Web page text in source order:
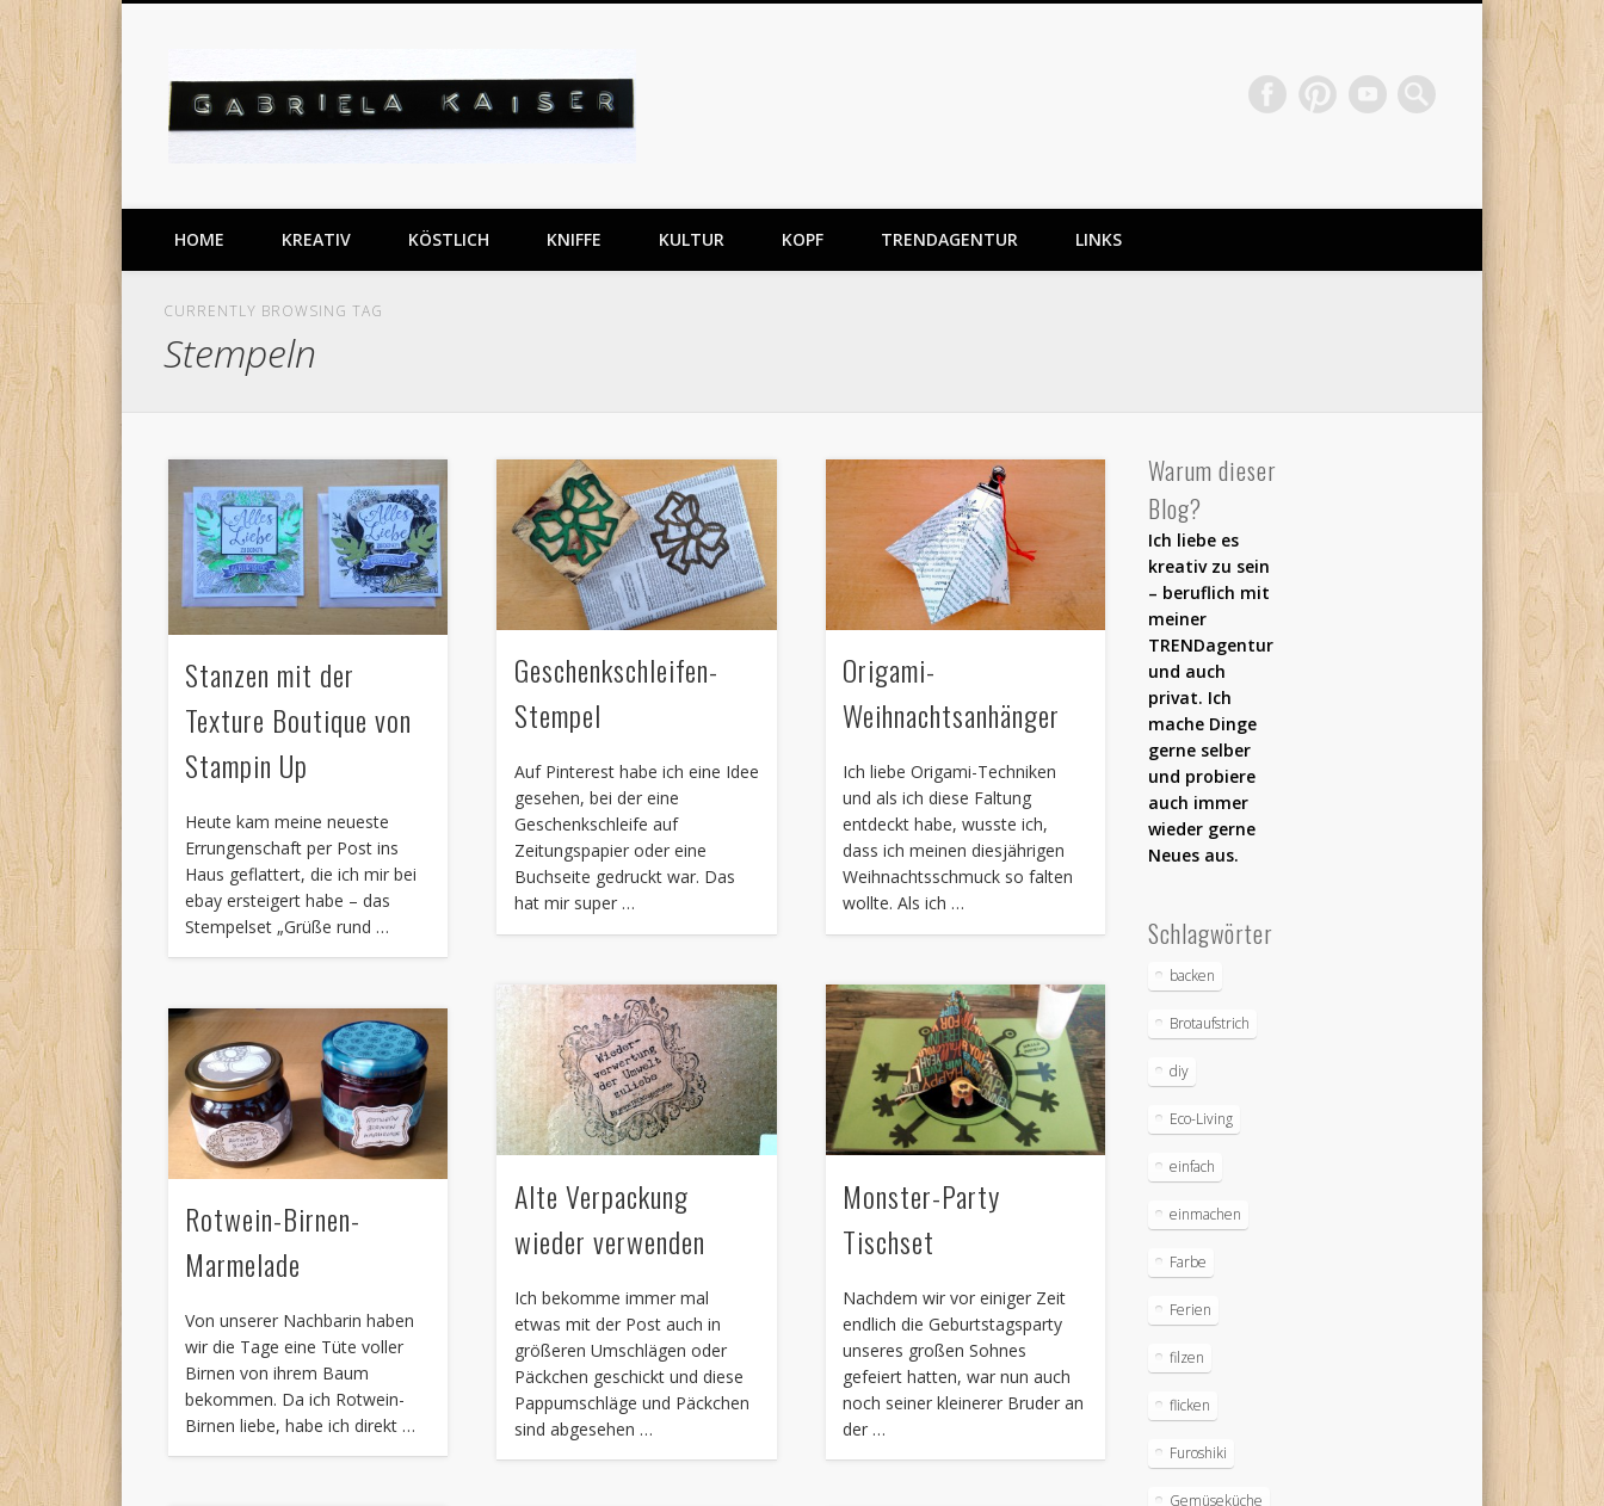
meine DIY Projekte
FacebookPinterestVimeo
HOME KREATIV KÖSTLICH KNIFFE KULTUR KOPF TRENDAGENTUR LINKS
CURRENTLY BROWSING TAG
Stempeln
Stanzen mit der
Texture Boutique von
Stampin Up
Heute kam meine neueste
Errungenschaft per Post ins
Haus geflattert, die ich mir bei
ebay ersteigert habe – das
Stempelset „Grüße rund …
Geschenkschleifen-
Stempel
Auf Pinterest habe ich eine Idee
gesehen, bei der eine
Geschenkschleife auf
Zeitungspapier oder eine
Buchseite gedruckt war. Das
hat mir super …
Origami-
Weihnachtsanhänger
Ich liebe Origami-Techniken
und als ich diese Faltung
entdeckt habe, wusste ich,
dass ich meinen diesjährigen
Weihnachtsschmuck so falten
wollte. Als ich …
Alte Verpackung
wieder verwenden
Ich bekomme immer mal
etwas mit der Post auch in
größeren Umschlägen oder
Päckchen geschickt und diese
Pappumschläge und Päckchen
sind abgesehen …
Monster-Party
Tischset
Nachdem wir vor einiger Zeit
endlich die Geburtstagsparty
unseres großen Sohnes
gefeiert hatten, war nun auch
noch seiner kleinerer Bruder an
der …
Rotwein-Birnen-
Marmelade
Von unserer Nachbarin haben
wir die Tage eine Tüte voller
Birnen von ihrem Baum
bekommen. Da ich Rotwein-
Birnen liebe, habe ich direkt …
Warum dieser
Blog?
Ich liebe es
kreativ zu sein
– beruflich mit
meiner
TRENDagentur
und auch
privat. Ich
mache Dinge
gerne selber
und probiere
auch immer
wieder gerne
Neues aus.
Schlagwörter
backen
Brotaufstrich
diy
Eco-Living
einfach
einmachen
Farbe
Ferien
filzen
flicken
Furoshiki
Gemüseküche